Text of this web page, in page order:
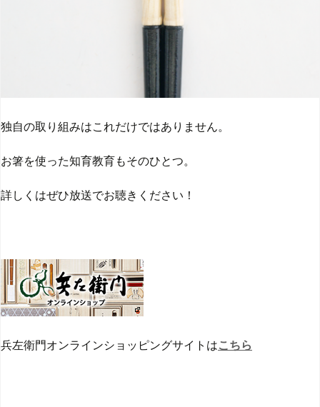
独自の取り組みはこれだけではありません。
お箸を使った知育教育もそのひとつ。
詳しくはぜひ放送でお聴きください！
兵左衛門オンラインショッピングサイトはこちら